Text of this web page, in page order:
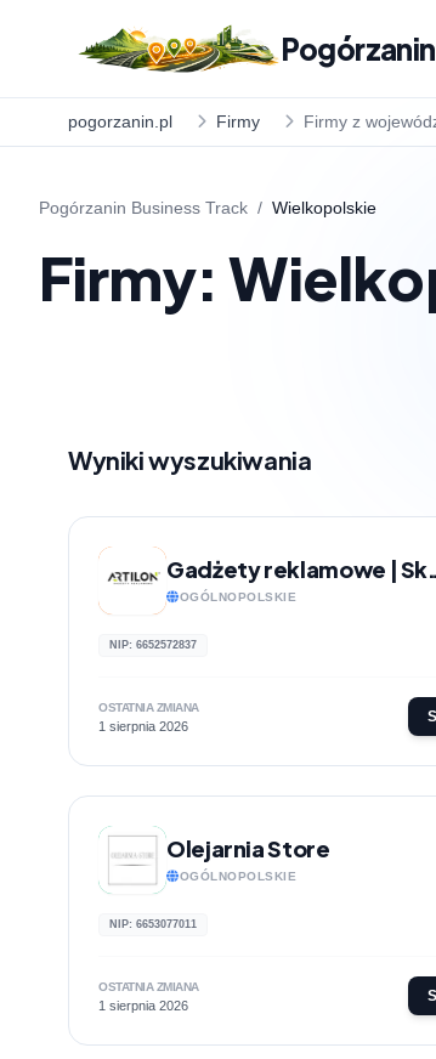
pogorzanin.pl Firmy Firmy z
Pogórzanin Business Track / Wielkopolskie
Firmy:
Wyniki wyszukiwania
Gadżety
OGÓLNOPOLSKIE
NIP: 6652572837
OSTATNIA ZMIANA
1 sierpnia 2026
Olejarnia Store
OGÓLNOPOLSKIE
NIP: 6653077011
OSTATNIA ZMIANA
1 sierpnia 2026